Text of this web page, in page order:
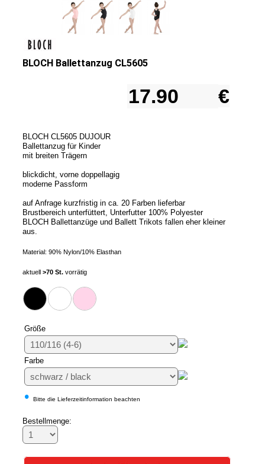
BLOCH Ballettanzug CL5605
€
BLOCH CL5605 DUJOUR
Ballettanzug für Kinder
mit breiten Trägern
blickdicht, vorne doppellagig
moderne Passform
auf Anfrage kurzfristig in ca. 20 Farben lieferbar
Brustbereich unterfüttert, Unterfutter 100% Polyester
BLOCH Ballettanzüge und Ballett Trikots fallen eher kleiner
aus.
Material: 90% Nylon/10% Elasthan
aktuell >70 St. vorrätig
Größe
Farbe
• Bitte die Lieferzeitinformation beachten
Bestellmenge: